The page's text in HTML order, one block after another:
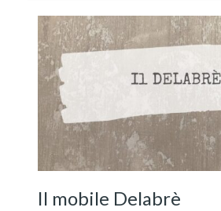
Il mobile Delabrè
Il
mobile
Delabrè